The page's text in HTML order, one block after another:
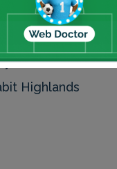
di Mulu
(Borneo)
(Borneo)
Highlands